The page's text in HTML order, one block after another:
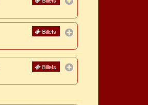
Billets
Billets